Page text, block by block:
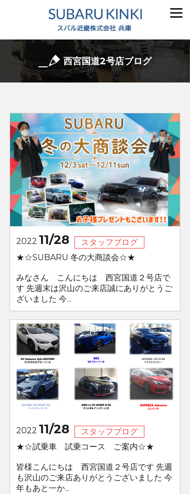
西宮国道2号店ブログ
2022 11/28
スタッフブログ
★☆SUBARU 冬の大商談会☆★
みなさん こんにちは 西宮国道２号店で
す 先週末は沢山のご来店誠にありがとうご
ざいました 今...
2022 11/28
スタッフブログ
★☆試乗車 試乗コース ご案内☆★
皆様こんにちは 西宮国道２号店です 先週
も沢山のご来店ありがとうございました 今
年もあと一か...